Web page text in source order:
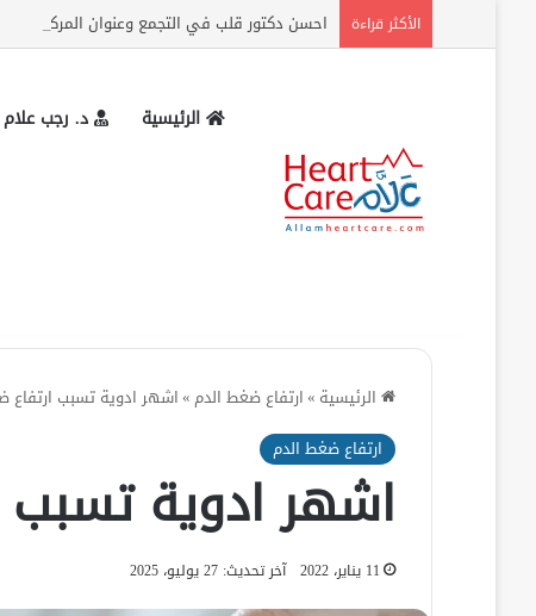
الأكثر قراءة احسن دكتور قلب في التجمع وعنوان المركز وارقام
الرئيسية د. رجب علام
الرئيسية »ارتفاع ضغط الدم»اشهر ادوية تسبب ارتفاع
ارتفاع ضغط الدم
اشهر ادوية تسبب
11 يناير، 2022 آخر تحديث: 27 يوليو، 2025